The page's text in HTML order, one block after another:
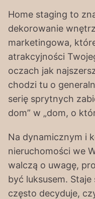
Home staging to
dekorowanie
marketingowa,
atrakcyjności
oczach jak
chodzi tu o
serię sprytnych
dom” w „dom, o
Na dynamicznym i
nieruchomości we
walczą o uwagę,
być luksusem.
często decyduje,